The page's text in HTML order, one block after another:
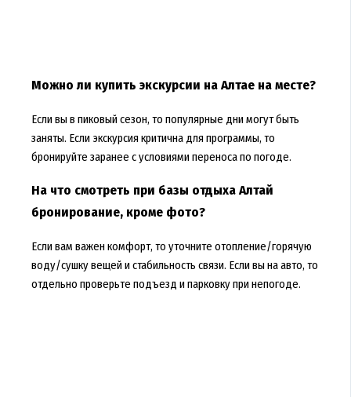
Можно ли купить экскурсии на Алтае на месте?
Если вы в пиковый сезон, то популярные дни могут быть
заняты. Если экскурсия критична для программы, то
бронируйте заранее с условиями переноса по погоде.
На что смотреть при базы отдыха Алтай
бронирование, кроме фото?
Если вам важен комфорт, то уточните отопление/горячую
воду/сушку вещей и стабильность связи. Если вы на авто, то
отдельно проверьте подъезд и парковку при непогоде.